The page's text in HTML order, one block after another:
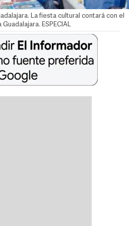
La fiesta cultural contará con el
ESPECIAL